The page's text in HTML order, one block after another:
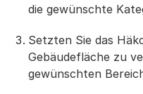
die gewünschte
Setzten Sie das
Gebäudefläche zu
gewünschten